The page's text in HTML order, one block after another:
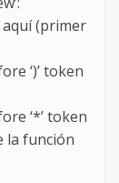
aquí (primer
‘)’ token
‘*’ token
la función